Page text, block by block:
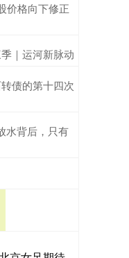
价格向下修正
｜运河新脉动
债的第十四次
水背后，只有